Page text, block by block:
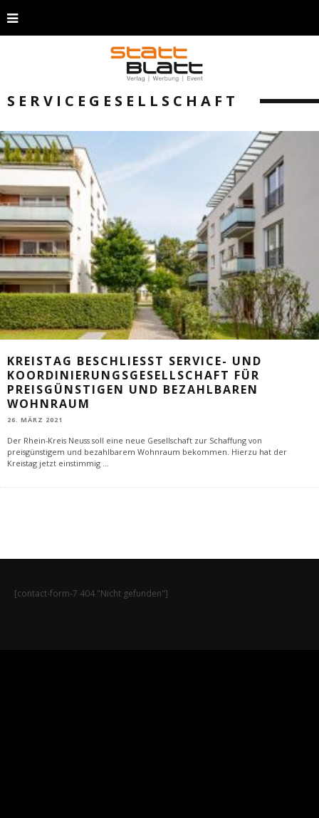
SERVICEGESELLSCHAFT
KREISTAG BESCHLIESST SERVICE- UND K
OORDINIERUNGSGESELLSCHAFT FÜR P
REISGÜNSTIGEN UND BEZAHLBAREN W
OHNRAUM
26. MÄRZ 2021
Der Rhein-Kreis Neuss soll eine neue Gesellschaft zur Schaffung von
preisgünstigem und bezahlbarem Wohnraum bekommen. Hierzu hat der
Kreistag jetzt einstimmig ...
[contact-form-7 404 "Nicht gefunden"]